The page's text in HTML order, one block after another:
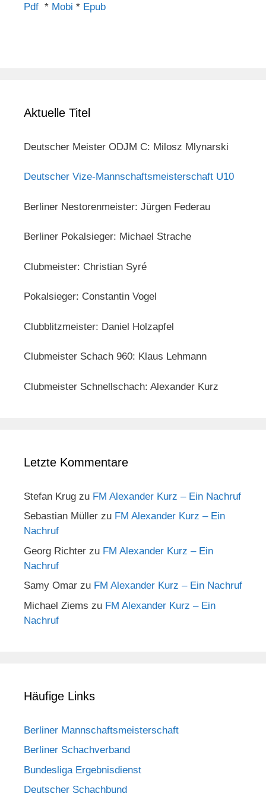
Pdf * Mobi * Epub
Aktuelle Titel
Deutscher Meister ODJM C: Milosz Mlynarski
Deutscher Vize-Mannschaftsmeisterschaft U10
Berliner Nestorenmeister: Jürgen Federau
Berliner Pokalsieger: Michael Strache
Clubmeister: Christian Syré
Pokalsieger: Constantin Vogel
Clubblitzmeister: Daniel Holzapfel
Clubmeister Schach 960: Klaus Lehmann
Clubmeister Schnellschach: Alexander Kurz
Letzte Kommentare
Stefan Krug zu FM Alexander Kurz – Ein Nachruf
Sebastian Müller zu FM Alexander Kurz – Ein
Nachruf
Georg Richter zu FM Alexander Kurz – Ein
Nachruf
Samy Omar zu FM Alexander Kurz – Ein Nachruf
Michael Ziems zu FM Alexander Kurz – Ein
Nachruf
Häufige Links
Berliner Mannschaftsmeisterschaft
Berliner Schachverband
Bundesliga Ergebnisdienst
Deutscher Schachbund